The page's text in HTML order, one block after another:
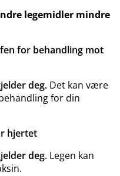
legemidler mindre
for behandling mot
deg. Det kan være
for din
hjertet
deg. Legen kan